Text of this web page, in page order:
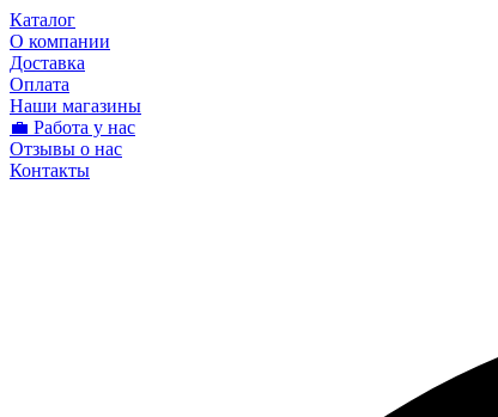
Каталог
О компании
Доставка
Оплата
Наши магазины
💼 Работа у нас
Отзывы о нас
Контакты